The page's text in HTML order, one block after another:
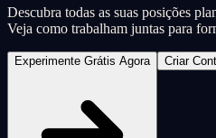
Descubra todas as suas posições
Veja como trabalham juntas para
Experimente Grátis Agora Criar